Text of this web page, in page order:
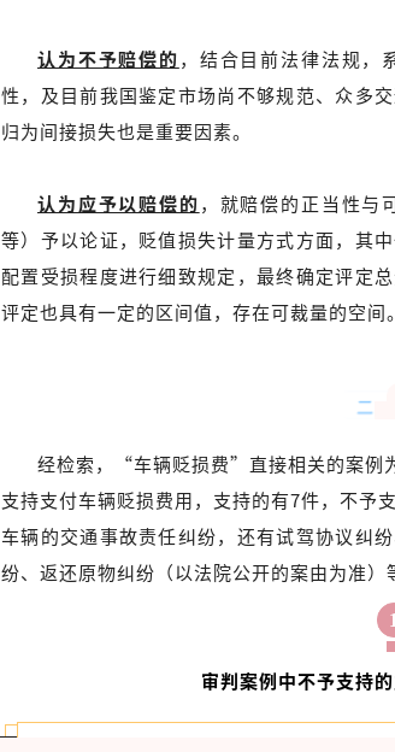
认为不予赔偿的，结合目前法律法规，
性，及目前我国鉴定市场尚不够规范、众多
归为间接损失也是重要因素。
认为应予以赔偿的，就赔偿的正当性与
等）予以论证，贬值损失计量方式方面，其
配置受损程度进行细致规定，最终确定评定
评定也具有一定的区间值，存在可裁量的空间。
二
经检索，“车辆贬损费”直接相关的案例
支持支付车辆贬损费用，支持的有7件，不予
车辆的交通事故责任纠纷，还有试驾协议纠
纷、返还原物纠纷（以法院公开的案由为准）
1
审判案例中不予支持